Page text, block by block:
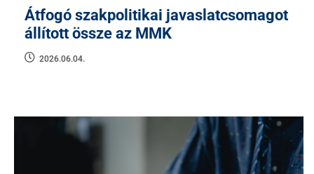
Átfogó szakpolitikai javaslatcsomagot
állított össze az MMK
2026.06.04.